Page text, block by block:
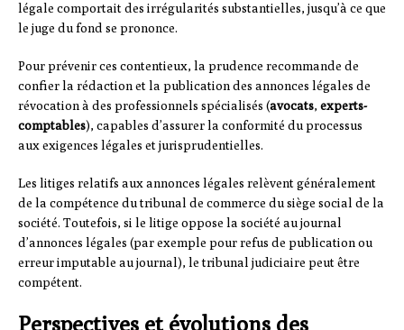
légale comportait des irrégularités substantielles, jusqu’à ce que
le juge du fond se prononce.
Pour prévenir ces contentieux, la prudence recommande de
confier la rédaction et la publication des annonces légales de
révocation à des professionnels spécialisés (avocats, experts-
comptables), capables d’assurer la conformité du processus
aux exigences légales et jurisprudentielles.
Les litiges relatifs aux annonces légales relèvent généralement
de la compétence du tribunal de commerce du siège social de la
société. Toutefois, si le litige oppose la société au journal
d’annonces légales (par exemple pour refus de publication ou
erreur imputable au journal), le tribunal judiciaire peut être
compétent.
Perspectives et évolutions des